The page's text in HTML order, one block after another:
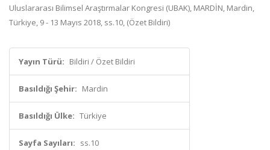
Uluslararası Bilimsel Araştırmalar Kongresi (UBAK), MARDİN, Mardin,
Türkiye, 9 - 13 Mayıs 2018, ss.10, (Özet Bildiri)
Yayın Türü: Bildiri / Özet Bildiri
Basıldığı Şehir: Mardin
Basıldığı Ülke: Türkiye
Sayfa Sayıları: ss.10